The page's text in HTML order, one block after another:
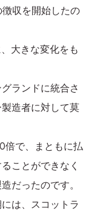
収を開始したの
大きな変化をも
ランドに統合さ
造者に対して莫
倍で、まともに払
ことができなく
だったのです。
は、スコットラ